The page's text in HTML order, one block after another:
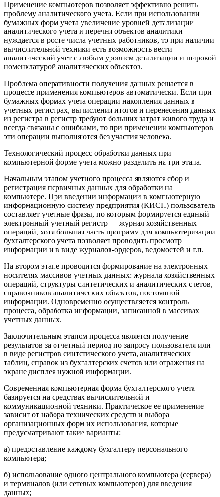
Применение компьютеров позволяет эффективно решить
проблему аналитического учета. Если при использовании
бумажных форм учета увеличение уровней детализации
аналитического учета и перечня объектов аналитики
нуждается в росте числа учетных работников, то при наличии
вычислительной техники есть возможность вести
аналитический учет с любым уровнем детализации и широкой
номенклатурой аналитических объектов.
Проблема оперативности получения данных решается в
процессе применения компьютеров автоматически. Если при
бумажных формах учета операции накопления данных в
учетных регистрах, вычисления итогов и перенесения данных
из регистpa в регистр требуют больших затрат живого труда и
всегда связаны с ошибками, то при применении компьютеров
эти операции выполняются без участия человека.
Технологический процесс обработки данных при
компьютерной форме учета можно разделить на три этапа.
Начальным этапом учетного процесса являются сбор и
регистрация первичных данных для обработки на
компьютере. При введении информации в компьютерную
информационную систему предприятия (КИСП) пользователь
составляет учетные фразы, по которым формируется единый
электронный учетный регистр — журнал хозяйственных
операций, хотя большая часть программ для компьютеризации
бухгалтерского учета позволяет проводить просмотр
информации и в виде журналов-ордеров, ведомостей и т.п.
На втором этапе проводится формирование на электронных
носителях массивов учетных данных: журнала хозяйственных
операций, структуры синтетических и аналитических счетов,
справочников аналитических объектов, постоянной
информации. Одновременно осуществляется контроль
процесса, обработка информации, записанной в массивах
учетных данных.
Заключительным этапом процесса является получение
результатов за отчетный период по запросу пользователя или
в виде регистров синтетического учета, аналитических
таблиц, справок из бухгалтерских счетов или отражения на
экране дисплея нужной информации.
Современная компьютерная форма бухгалтерского учета
базируется на средствах вычислительной и
коммуникационной техники. Практическое ее применение
зависит от набора технических средств и выбора
организационных форм их использования, которые
предусматривают такие варианты:
а) предоставление каждому бухгалтеру персонального
компьютера;
б) использование одного центрального компьютера (сервера)
и терминалов (или сетевых компьютеров) для введения
данных;